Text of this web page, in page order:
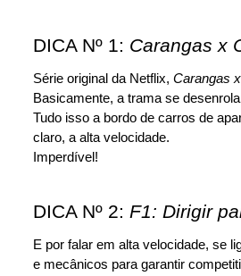
DICA Nº 1: Carangas x
Série original da Netflix, Carangas
Basicamente, a trama se
Tudo isso a bordo de carros de
claro, a alta velocidade.
Imperdível!
DICA Nº 2: F1: Dirigir
E por falar em alta velocidade, se
e mecânicos para garantir